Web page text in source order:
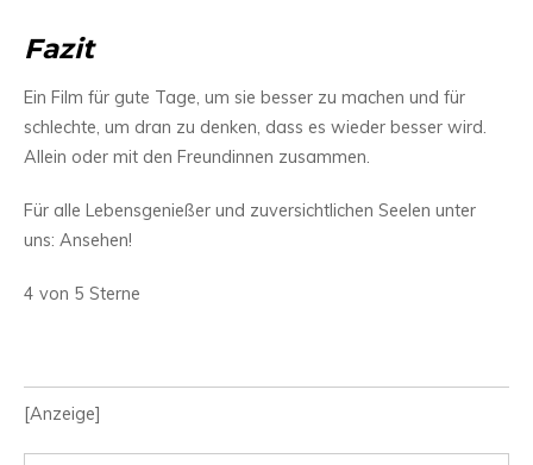
Fazit
Ein Film für gute Tage, um sie besser zu machen und für
schlechte, um dran zu denken, dass es wieder besser wird.
Allein oder mit den Freundinnen zusammen.
Für alle Lebensgenießer und zuversichtlichen Seelen unter
uns: Ansehen!
4 von 5 Sterne
[Anzeige]